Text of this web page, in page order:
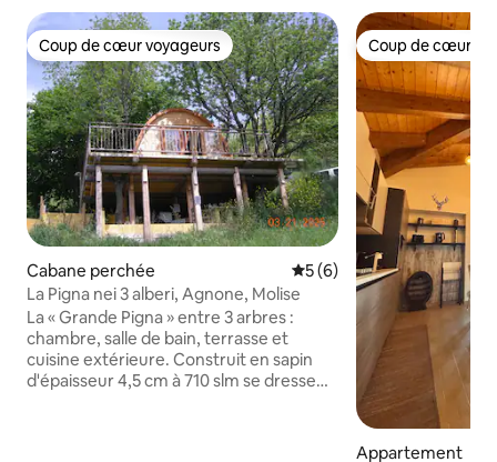
Coup de cœur voyageurs
Coup de cœur voyageurs
Cabane perchée Évaluation moyenne sur
5 (6)
La Pigna nei 3 alberi, Agnone, Molise
La « Grande Pigna » entre 3 arbres :
chambre, salle de bain, terrasse et
cuisine extérieure. Construit en sapin
d'épaisseur 4,5 cm à 710 slm se dresse
Coup de cœur
Coup de cœur
Appartement